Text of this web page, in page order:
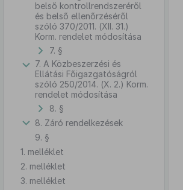
belső kontrollrendszeréről
és belső ellenőrzéséről
szóló 370/2011. (XII. 31.)
Korm. rendelet módosítása
7. §
7. A Közbeszerzési és
Ellátási Főigazgatóságról
szóló 250/2014. (X. 2.) Korm.
rendelet módosítása
8. §
8. Záró rendelkezések
9. §
1. melléklet
2. melléklet
3. melléklet